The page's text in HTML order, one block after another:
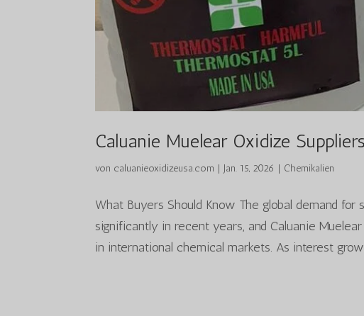
Caluanie Muelear Oxidize
von caluanieoxidizeusa.com | Jan. 15, 2026 | Chemikalien
What Buyers Should Know The global demand
significantly in recent years, and Caluanie
in international chemical markets. As interest